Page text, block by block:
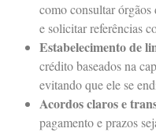
como consultar órgãos
e solicitar referências
Estabelecimento de
crédito baseados na
evitando que ele se
Acordos claros e
pagamento e prazos